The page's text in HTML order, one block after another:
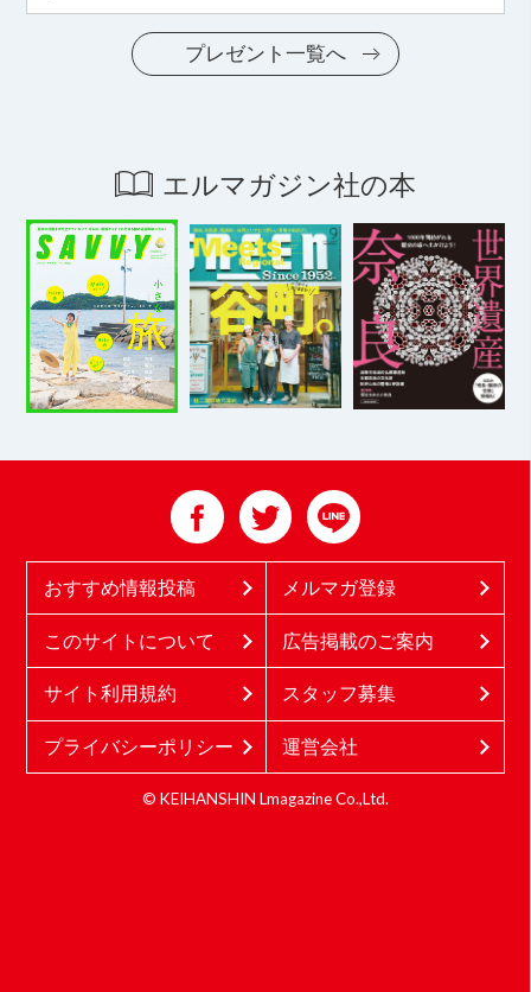
プレゼント一覧へ
エルマガジン社の本
おすすめ情報投稿 メルマガ登録
このサイトについて 広告掲載のご案内
サイト利用規約 スタッフ募集
プライバシーポリシー 運営会社
© KEIHANSHIN Lmagazine Co.,Ltd.